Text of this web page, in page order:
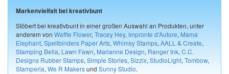
Markenvielfalt bei kreativbunt
Stöbert bei kreativbunt in einer großen Auswahl an Produkten, unter
anderem von Waffle Flower, Tracey Hey, Impronte d'Autore, Mama
Elephant, Spellbinders Paper Arts, Whimsy Stamps, AALL & Create,
Stamping Bella, Lawn Fawn, Marianne Design, Ranger Ink, C.C.
Designs Rubber Stamps, Simple Stories, Sizzix, StudioLight, Tombow,
Stamperia, We R Makersund Sunny Studio.